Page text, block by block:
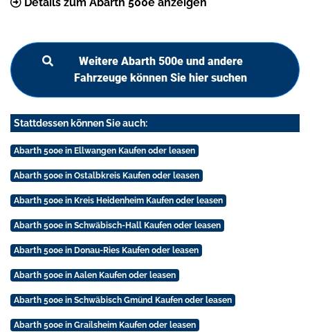
Weitere Abarth 500e und andere
Fahrzeuge können Sie hier suchen
Stattdessen können Sie auch:
Abarth 500e in Ellwangen Kaufen oder leasen
Abarth 500e in Ostalbkreis Kaufen oder leasen
Abarth 500e in Kreis Heidenheim Kaufen oder leasen
Abarth 500e in Schwäbisch-Hall Kaufen oder leasen
Abarth 500e in Donau-Ries Kaufen oder leasen
Abarth 500e in Aalen Kaufen oder leasen
Abarth 500e in Schwäbisch Gmünd Kaufen oder leasen
Abarth 500e in Grailsheim Kaufen oder leasen